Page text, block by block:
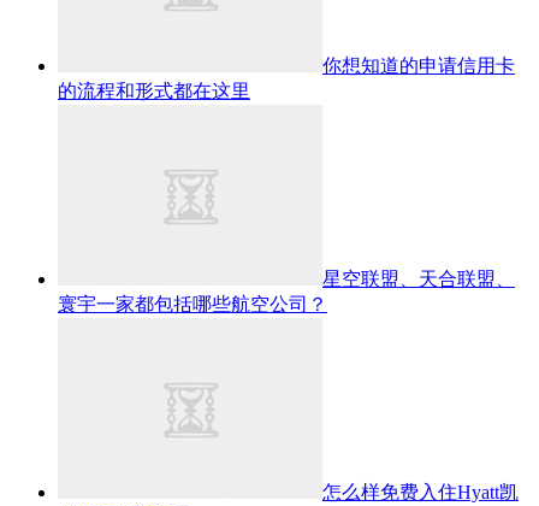
你想知道的申请信用卡
的流程和形式都在这里
星空联盟、天合联盟、
寰宇一家都包括哪些航空公司？
怎么样免费入住Hyatt凯